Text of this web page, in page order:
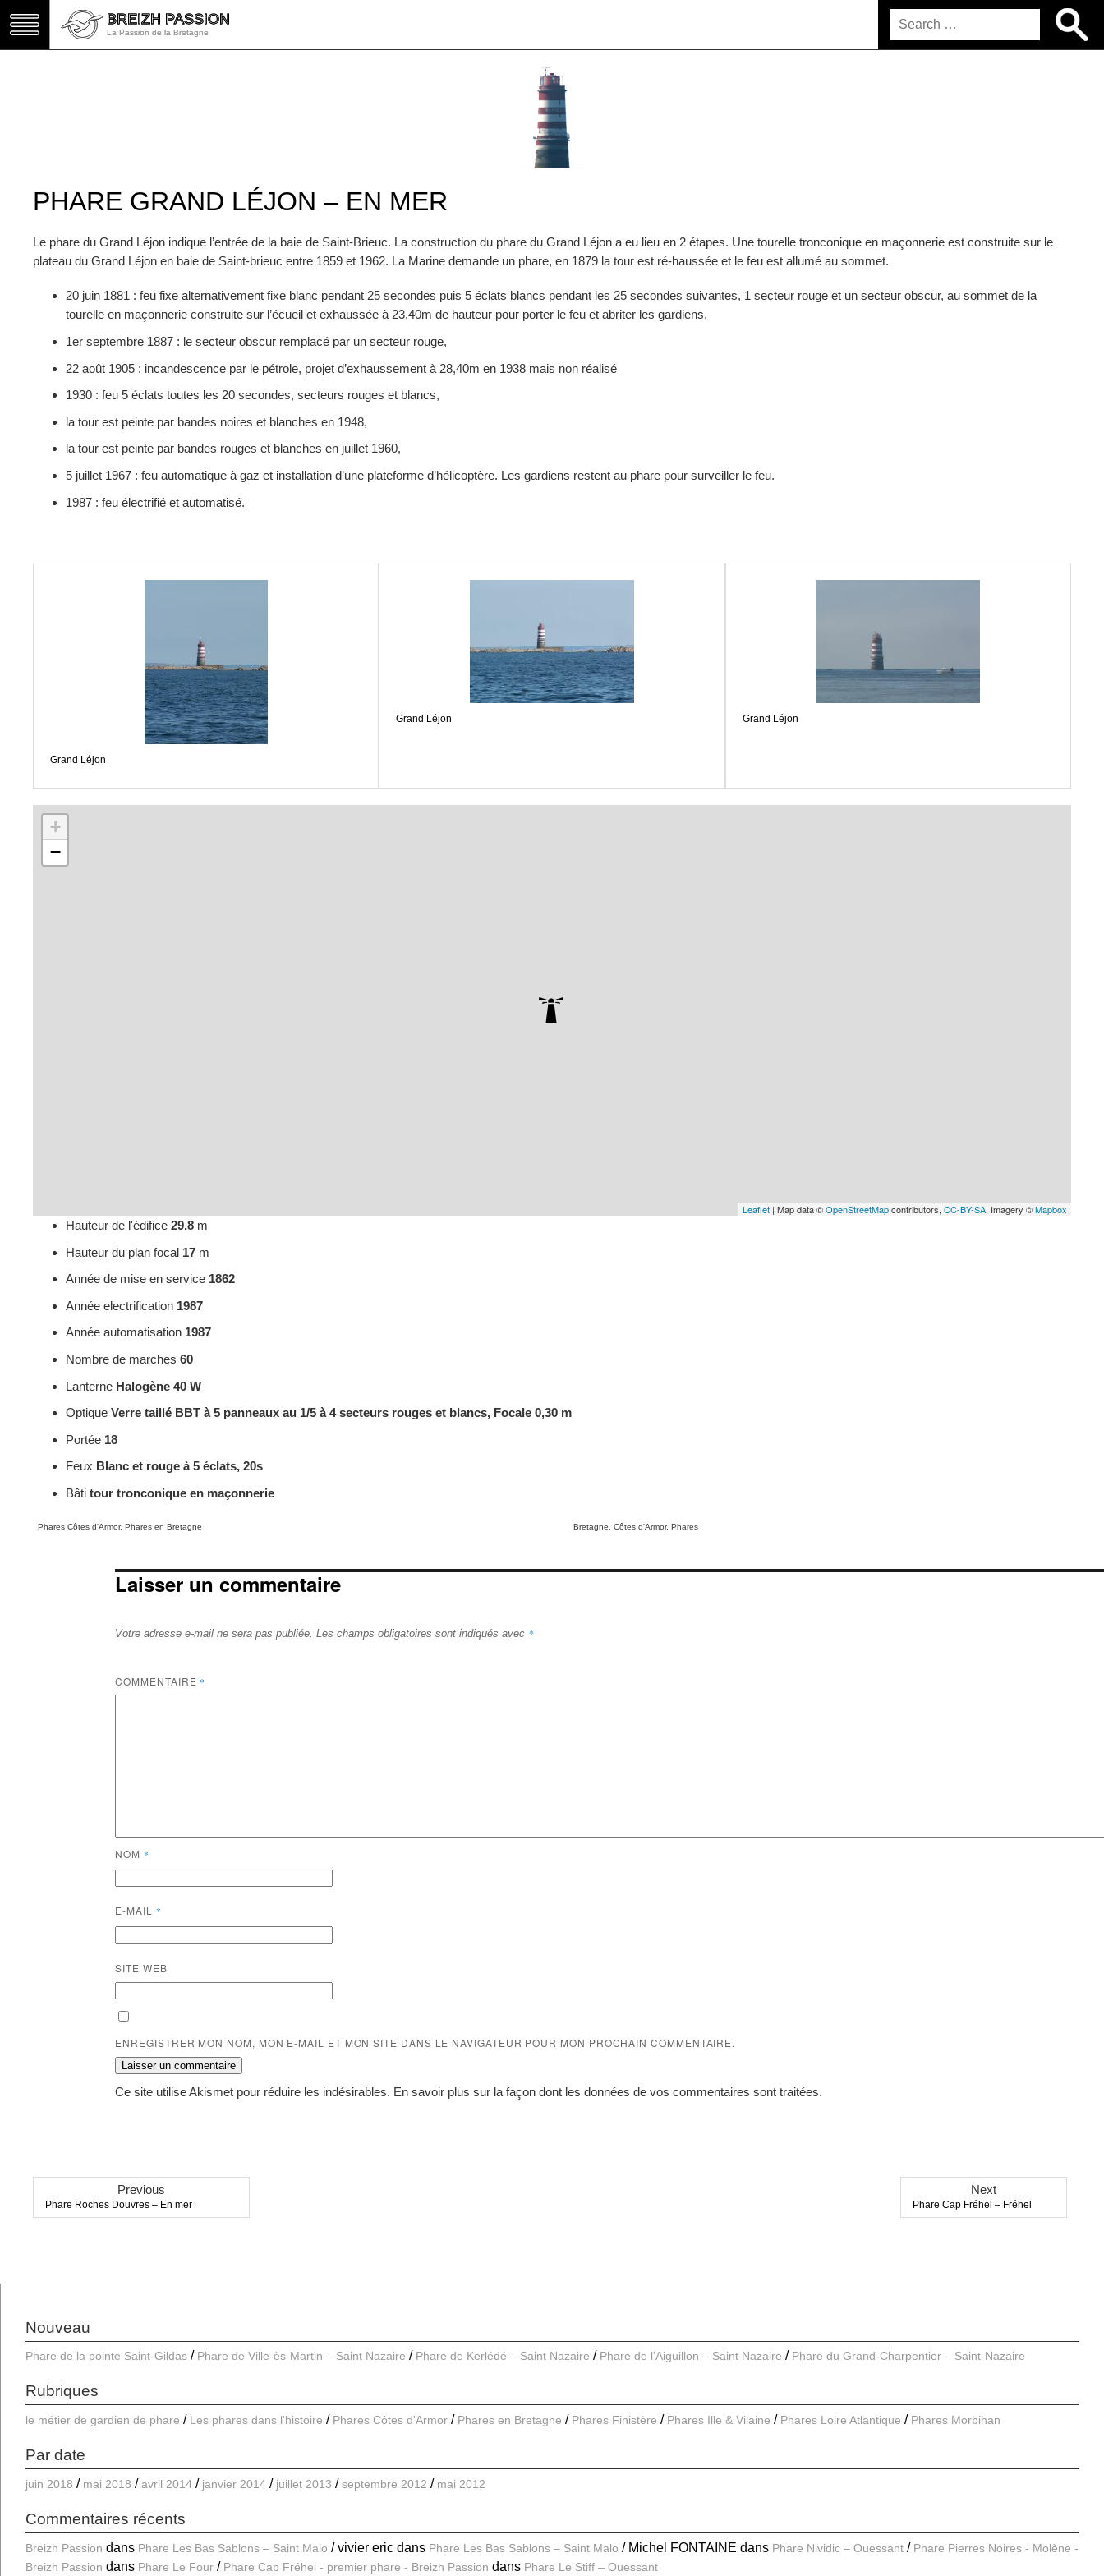
BREIZH PASSION
La Passion de la Bretagne
PHARE GRAND LÉJON – EN MER
Le phare du Grand Léjon indique l’entrée de la baie de Saint-Brieuc. La construction du phare du Grand Léjon a eu lieu en 2 étapes. Une tourelle tronconique en maçonnerie est construite sur le
plateau du Grand Léjon en baie de Saint-brieuc entre 1859 et 1962. La Marine demande un phare, en 1879 la tour est ré-haussée et le feu est allumé au sommet.
20 juin 1881 : feu fixe alternativement fixe blanc pendant 25 secondes puis 5 éclats blancs pendant les 25 secondes suivantes, 1 secteur rouge et un secteur obscur, au sommet de la
tourelle en maçonnerie construite sur l’écueil et exhaussée à 23,40m de hauteur pour porter le feu et abriter les gardiens,
1er septembre 1887 : le secteur obscur remplacé par un secteur rouge,
22 août 1905 : incandescence par le pétrole, projet d’exhaussement à 28,40m en 1938 mais non réalisé
1930 : feu 5 éclats toutes les 20 secondes, secteurs rouges et blancs,
la tour est peinte par bandes noires et blanches en 1948,
la tour est peinte par bandes rouges et blanches en juillet 1960,
5 juillet 1967 : feu automatique à gaz et installation d’une plateforme d’hélicoptère. Les gardiens restent au phare pour surveiller le feu.
1987 : feu électrifié et automatisé.
Grand Léjon
Grand Léjon Grand Léjon
+
−
Leaflet | Map data ©OpenStreetMapcontributors, CC-BY-SA, Imagery ©Mapbox
Hauteur de l'édifice 29.8 m
Hauteur du plan focal 17 m
Année de mise en service 1862
Année electrification 1987
Année automatisation 1987
Nombre de marches 60
Lanterne Halogène 40 W
Optique Verre taillé BBT à 5 panneaux au 1/5 à 4 secteurs rouges et blancs, Focale 0,30 m
Portée 18
Feux Blanc et rouge à 5 éclats, 20s
Bâti tour tronconique en maçonnerie
Categories
Phares Côtes d'Armor,Phares en Bretagne Tags
Bretagne ,Côtes d'Armor,Phares
Laisser un commentaire
Votre adresse e-mail ne sera pas publiée. Les champs obligatoires sont indiqués avec *
COMMENTAIRE *
NOM *
E-MAIL *
SITE WEB
ENREGISTRER MON NOM, MON E-MAIL ET MON SITE DANS LE NAVIGATEUR POUR MON PROCHAIN COMMENTAIRE.
Ce site utilise Akismet pour réduire les indésirables. En savoir plus sur la façon dont les données de vos commentaires sont traitées.
Previous
Phare Roches Douvres – En mer
Next
Phare Cap Fréhel – Fréhel
Nouveau
Phare de la pointe Saint-Gildas Phare de Ville-ès-Martin – Saint Nazaire Phare de Kerlédé – Saint Nazaire Phare de l’Aiguillon – Saint Nazaire Phare du Grand-Charpentier – Saint-Nazaire
Rubriques
le métier de gardien de phare Les phares dans l'histoire Phares Côtes d'Armor Phares en Bretagne Phares Finistère Phares Ille & Vilaine Phares Loire Atlantique Phares Morbihan
Par date
juin 2018 mai 2018 avril 2014 janvier 2014 juillet 2013 septembre 2012 mai 2012
Commentaires récents
Breizh Passion dans Phare Les Bas Sablons – Saint Malo vivier eric dans Phare Les Bas Sablons – Saint Malo Michel FONTAINE dans Phare Nividic – Ouessant
Phare Pierres Noires - Molène -
Breizh Passion dans Phare Le Four Phare Cap Fréhel - premier phare - Breizh Passion dans Phare Le Stiff – Ouessant
BREIZH PASSION
La Passion de la Bretagne